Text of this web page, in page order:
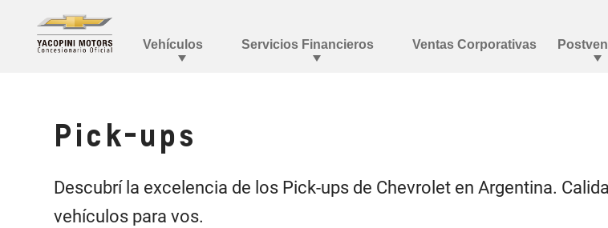
Pick-ups
Descubrí la excelencia de los Pick-ups de Chevrolet en Argentina.
vehículos para vos.